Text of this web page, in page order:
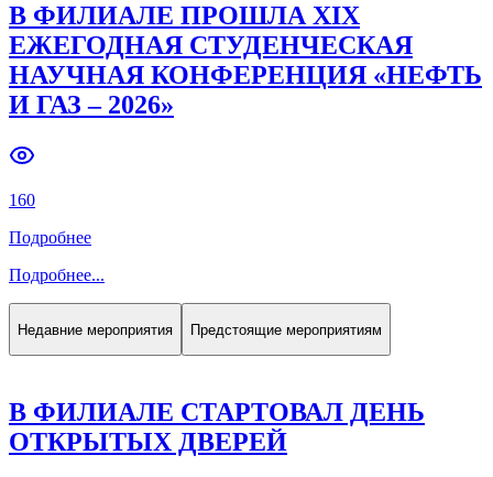
В ФИЛИАЛЕ ПРОШЛА XIX
ЕЖЕГОДНАЯ СТУДЕНЧЕСКАЯ
НАУЧНАЯ КОНФЕРЕНЦИЯ «НЕФТЬ
И ГАЗ – 2026»
160
Подробнее
Подробнее...
Недавние мероприятия Предстоящие мероприятиям
В ФИЛИАЛЕ СТАРТОВАЛ ДЕНЬ
ОТКРЫТЫХ ДВЕРЕЙ